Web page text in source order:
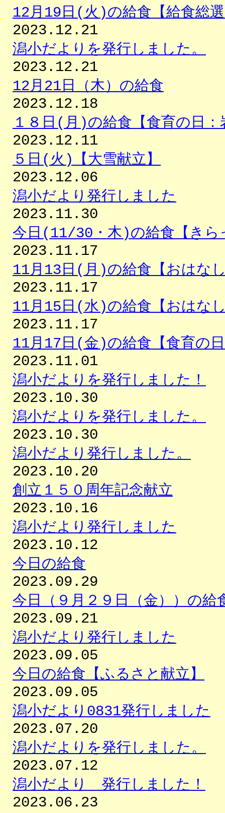
12月19日(火)の給食【給食総
2023.12.21
潟小だよりを発行しました。
2023.12.21
12月21日（木）の給食
2023.12.18
１８日(月)の給食【食育の日：
2023.12.11
５日(火)【大雪献立】
2023.12.06
潟小だより発行しました
2023.11.30
今日(11/30・木)の給食【き
2023.11.17
11月13日(月)の給食【おはな
2023.11.17
11月15日(水)の給食【おはな
2023.11.17
11月17日(金)の給食【食育の
2023.11.01
潟小だよりを発行しました！
2023.10.30
潟小だよりを発行しました。
2023.10.30
潟小だより発行しました。
2023.10.20
創立１５０周年記念献立
2023.10.16
潟小だより発行しました
2023.10.12
今日の給食
2023.09.29
今日（９月２９日（金））の給
2023.09.21
潟小だより発行しました
2023.09.05
今日の給食【ふるさと献立】
2023.09.05
潟小だより0831発行しました
2023.07.20
潟小だよりを発行しました。
2023.07.12
潟小だより 発行しました！
2023.06.23